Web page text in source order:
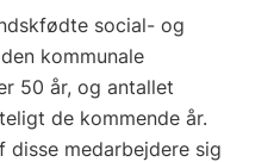
social- og
kommunale
50 år, og antallet
de kommende år.
medarbejdere sig